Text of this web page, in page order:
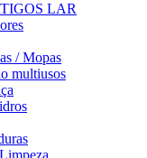
LAR
/ Mopas
multiusos